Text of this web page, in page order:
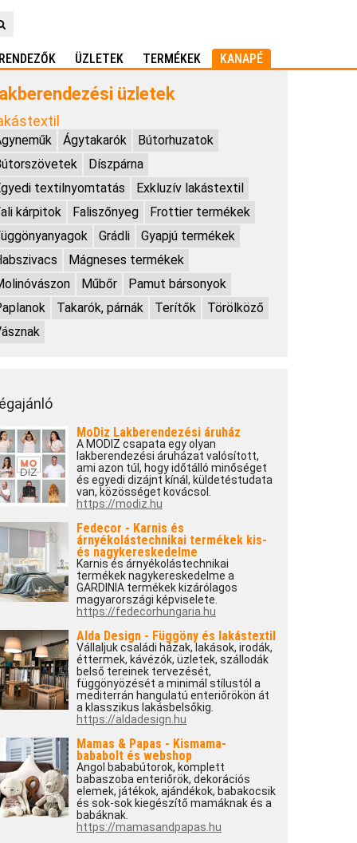
ÜZLETEK TERMÉKEK KANAPÉ
üzletek
Ágytakarók
Bútorhuzatok
Díszpárna
textilnyomtatás
Exkluzív lakástextil
kárpitok
Faliszőnyeg
Frottier termékek
Grádli
Gyapjú termékek
Mágneses termékek
Műbőr
Pamut bársonyok
Takarók, párnák Terítők
Törölköző
MoDiz Lakberendezési áruház
A MODIZ csapata egy olyan
lakberendezési áruházat valósított,
ami azon túl, hogy időtálló minőséget
és egyedi dizájnt kínál, küldetéstudata
van, közösséget kovácsol.
https://modiz.hu
Fedecor - Karnis és
árnyékolástechnikai termékek kis-
és nagykereskedelme
Karnis és árnyékolástechnikai
termékek nagykereskedelme a
GARDINIA termékek kizárólagos
magyarországi képviselete.
https://fedecorhungaria.hu
Alda Design - Függöny és lakástextil
Vállaljuk családi házak, lakások, irodák,
éttermek, kávézók, üzletek, szállodák
belső tereinek tervezését,
függönyözését a minimál stílustól a
mediterrán hangulatú enteriőrökön át
a klasszikus lakásbelsőkig.
https://aldadesign.hu
Mamas & Papas - Kismama-
bababolt és webshop
Angol bababútorok, komplett
babaszoba enteriőrök, dekorációs
elemek, játékok, ajándékok, babakocsik
és sok-sok kiegészítő mamáknak és a
babáknak.
https://mamasandpapas.hu